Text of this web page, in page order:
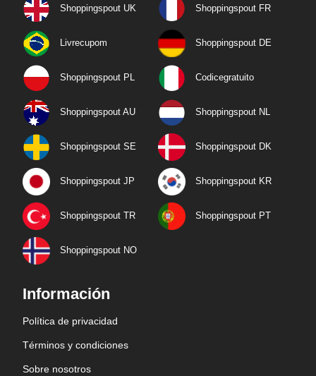
Shoppingspout UK Shoppingspout FR
Livrecupom Shoppingspout DE
Shoppingspout PL Codicegratuito
Shoppingspout AU Shoppingspout NL
Shoppingspout SE Shoppingspout DK
Shoppingspout JP Shoppingspout KR
Shoppingspout TR Shoppingspout PT
Shoppingspout NO
Información
Política de privacidad
Términos y condiciones
Sobre nosotros